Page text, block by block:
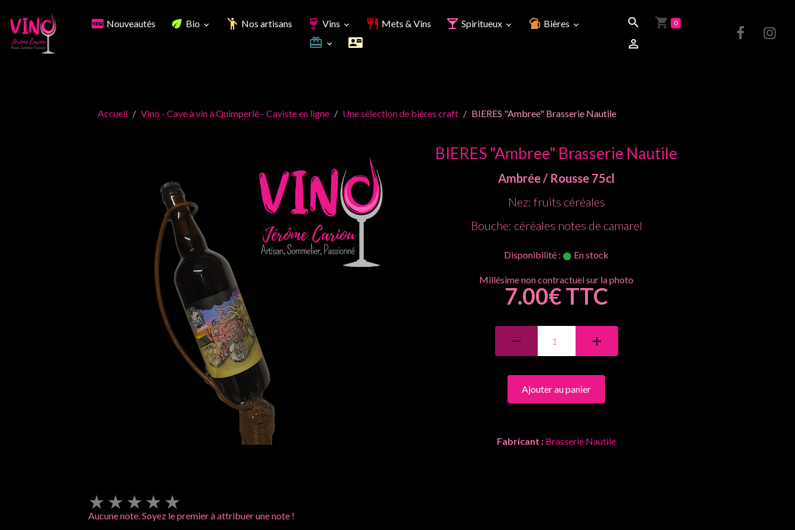
Nouveautés Bio Nos artisans Vins Mets & Vins Spiritueux Bières 0
Accueil Vino - Cave à vin à Quimperlé - Caviste en ligne Une sélection de bières craft BIERES "Ambree" Brasserie Nautile
BIERES "Ambree" Brasserie Nautile
Ambrée / Rousse 75cl
Nez: fruits céréales
Bouche: céréales notes de camarel
Disponibilité : En stock
7.00€ TTC
Ajouter au panier
Fabricant : Brasserie Nautile
★ ★ ★ ★ ★
Aucune note. Soyez le premier à attribuer une note !